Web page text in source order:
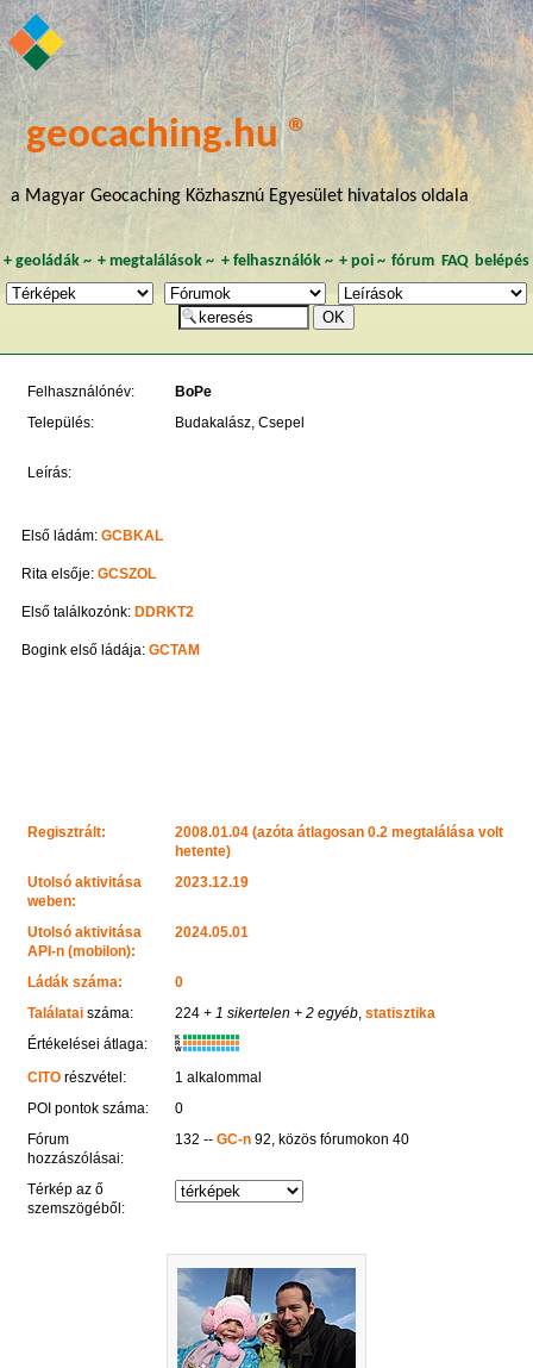
geocaching.hu ®
a Magyar Geocaching Közhasznú Egyesület hivatalos oldala
+ geoládák~ +megtalálások ~ + felhasználók~ + poi~ fórum FAQ belépés
Felhasználónév:
BoPe
Település:
Budakalász, Csepel
Leírás:
Első ládám: GCBKAL
Rita elsője: GCSZOL
Első találkozónk: DDRKT2
Bogink első ládája: GCTAM
Regisztrált:
2008.01.04 (azóta átlagosan 0.2 megtalálása volt
hetente)
Utolsó aktivitása
weben:
2023.12.19
Utolsó aktivitása
API-n (mobilon):
2024.05.01
Ládák száma:
0
Találatai száma: 224+ 1 sikertelen + 2 egyéb, statisztika
Értékelései átlaga:
K
R
W
CITO részvétel:
1 alkalommal
POI pontok száma:
0
Fórum
hozzászólásai:
132 -- GC-n92, közös fórumokon 40
Térkép az ő
szemszögéből: